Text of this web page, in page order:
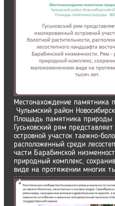
Местонахождение
Чулымский район
Площадь памятника
Гуськовский рям
островной участок таежно-
расположенный среди
части Барабинской
природный комплекс,
виде на протяжении многих